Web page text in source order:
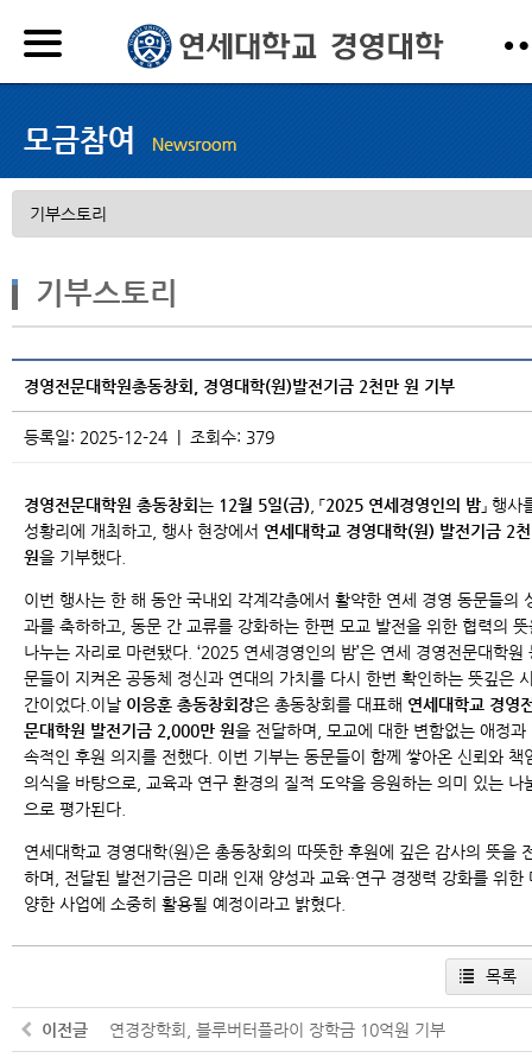
기부스토리
경영전문대학원총동창회, 경영대학(원)발전기금 2천만 원 기부
등록일: 2025-12-24 | 조회수: 379
경영전문대학원 총동창회 는 12월 5일(금) , 「2025 연세경영인의 밤」 행사
성황리에 개최하고, 행사 현장에서 연세대학교 경영대학(원) 발전기금 2
원을 기부했다.
이번 행사는 한 해 동안 국내외 각계각층에서 활약한 연세 경영 동문들의
과를 축하하고, 동문 간 교류를 강화하는 한편 모교 발전을 위한 협력의 뜻
나누는 자리로 마련됐다. ‘2025 연세경영인의 밤’은 연세 경영전문대학원
문들이 지켜온 공동체 정신과 연대의 가치를 다시 한번 확인하는 뜻깊은
간이었다. 이날 이응훈 총동창회장은 총동창회를 대표해 연세대학교 경영
문대학원 발전기금 2,000만 원을 전달하며, 모교에 대한 변함없는 애정과
속적인 후원 의지를 전했다. 이번 기부는 동문들이 함께 쌓아온 신뢰와 책
의식을 바탕으로, 교육과 연구 환경의 질적 도약을 응원하는 의미 있는 나
으로 평가된다.
연세대학교 경영대학(원)은 총동창회의 따뜻한 후원에 깊은 감사의 뜻을
하며, 전달된 발전기금은 미래 인재 양성과 교육·연구 경쟁력 강화를 위한
양한 사업에 소중히 활용될 예정이라고 밝혔다.
목록
이전글 연경장학회, 블루버터플라이 장학금 10억원 기부